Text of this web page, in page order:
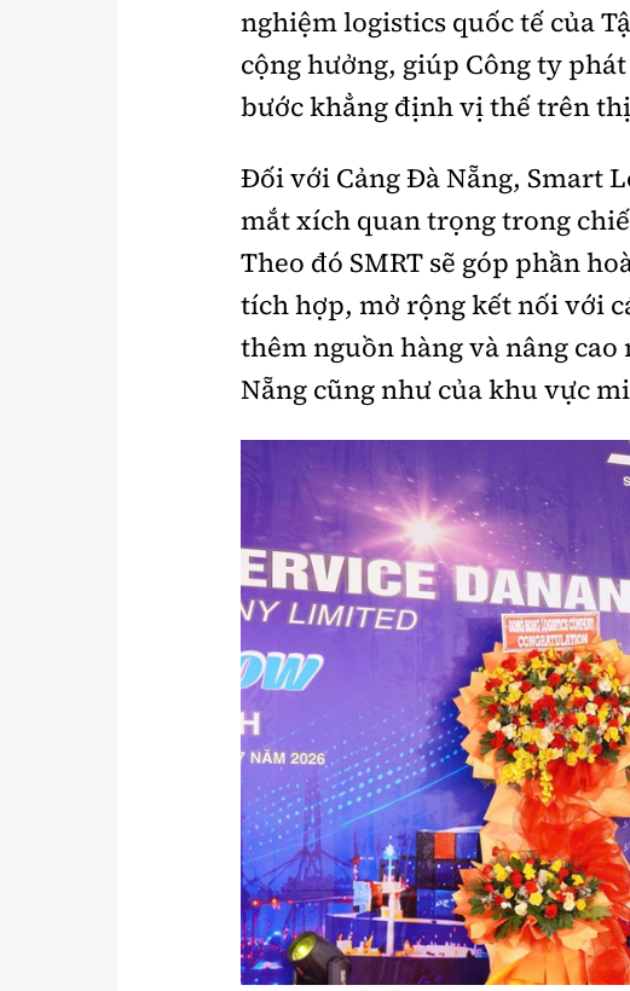
nghiệm logistics quốc tế của
cộng hưởng, giúp Công ty
bước khẳng định vị thế trên
Đối với Cảng Đà Nẵng, Smart
mắt xích quan trọng trong
Theo đó SMRT sẽ góp phần
tích hợp, mở rộng kết nối với
thêm nguồn hàng và nâng
Nẵng cũng như của khu vực